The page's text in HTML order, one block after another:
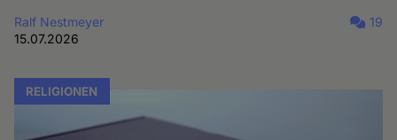
Ralf Nestmeyer
15.07.2026
19
RELIGIONEN